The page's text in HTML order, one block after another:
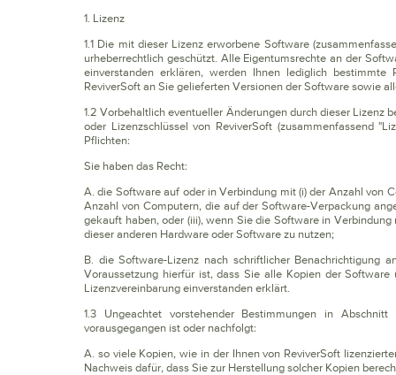
1. Lizenz
1.1 Die mit dieser Lizenz erworbene Software
urheberrechtlich geschützt. Alle Eigentumsrechte an der
einverstanden erklären, werden Ihnen lediglich
ReviverSoft an Sie gelieferten Versionen der Software sowie
1.2 Vorbehaltlich eventueller Änderungen durch dieser Lizenz
oder Lizenzschlüssel von ReviverSoft (zusammenfassend
Pflichten:
Sie haben das Recht:
A. die Software auf oder in Verbindung mit (i) der Anzahl von
Anzahl von Computern, die auf der Software-Verpackung
gekauft haben, oder (iii), wenn Sie die Software in
dieser anderen Hardware oder Software zu nutzen;
B. die Software-Lizenz nach schriftlicher Benachrichtigung
Voraussetzung hierfür ist, dass Sie alle Kopien der
Lizenzvereinbarung einverstanden erklärt.
1.3 Ungeachtet vorstehender Bestimmungen in
vorausgegangen ist oder nachfolgt:
A. so viele Kopien, wie in der Ihnen von ReviverSoft
Nachweis dafür, dass Sie zur Herstellung solcher Kopien